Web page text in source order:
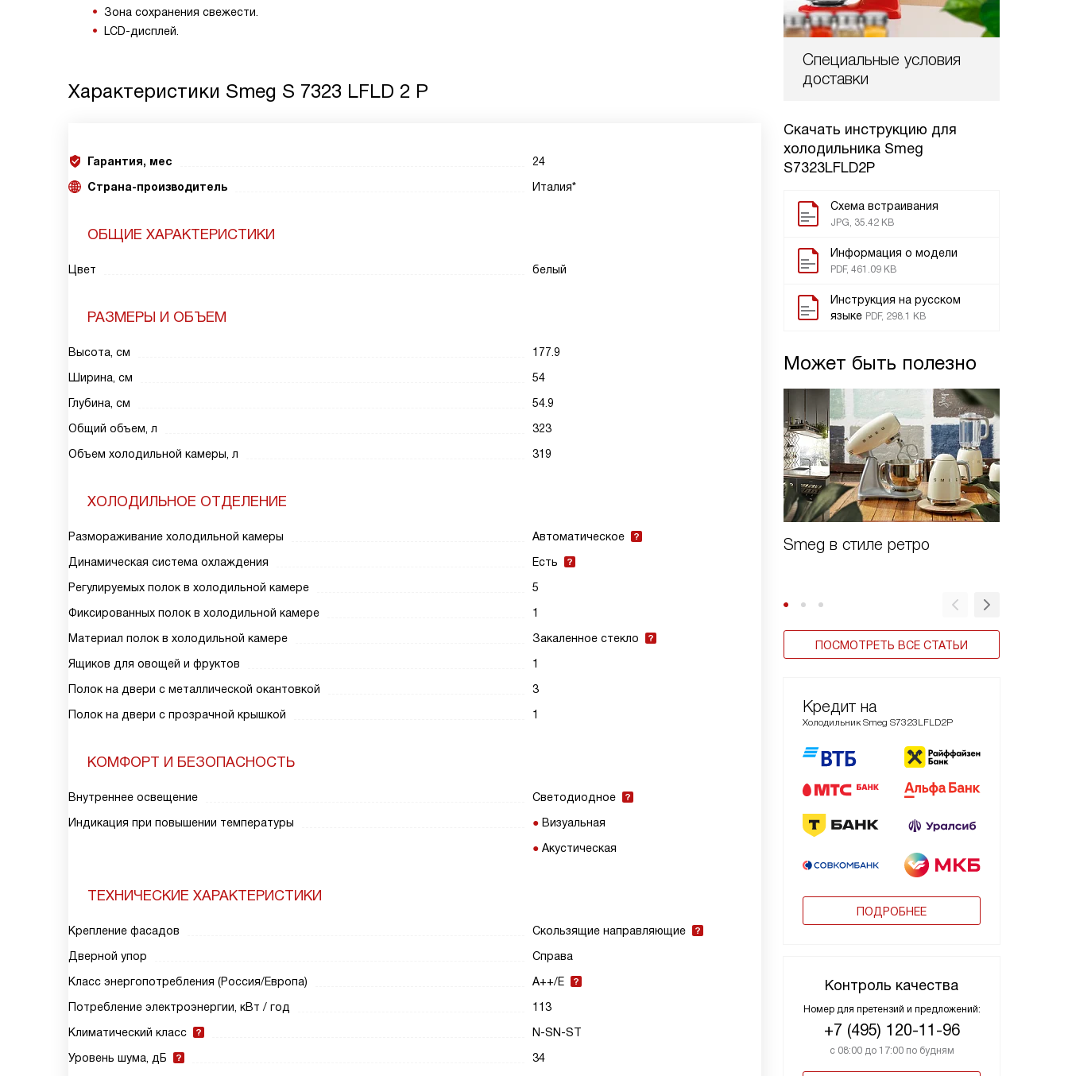
Специальные условия
доставки
Скачать инструкцию для
холодильника Smeg
S7323LFLD2P
Схема встраивания
JPG, 35.42 KB
Информация о модели
PDF, 461.09 KB
Инструкция на русском
языке PDF, 298.1 KB
Может быть полезно
Smeg в стиле ретро
ПОСМОТРЕТЬ ВСЕ СТАТЬИ
Кредит на
Холодильник Smeg S7323LFLD2P
ПОДРОБНЕЕ
Контроль качества
Номер для претензий и предложений:
+7 (495) 120-11-96
с 08:00 до 17:00 по будням
Зона сохранения свежести.
LCD-дисплей.
Характеристики Smeg S 7323 LFLD 2 P
Гарантия, мес
24
Страна-производитель
Италия*
ОБЩИЕ ХАРАКТЕРИСТИКИ
Цвет белый
РАЗМЕРЫ И ОБЪЕМ
Высота, см
177.9
Ширина, см
54
Глубина, см
54.9
Общий объем, л
323
Объем холодильной камеры, л
319
ХОЛОДИЛЬНОЕ ОТДЕЛЕНИЕ
Размораживание холодильной камеры
Автоматическое
Динамическая система охлаждения
Есть
Регулируемых полок в холодильной камере
5
Фиксированных полок в холодильной камере
1
Материал полок в холодильной камере
Закаленное стекло
Ящиков для овощей и фруктов
1
Полок на двери с металлической окантовкой
3
Полок на двери с прозрачной крышкой
1
КОМФОРТ И БЕЗОПАСНОСТЬ
Внутреннее освещение
Светодиодное
Индикация при повышении температуры
Визуальная
Акустическая
ТЕХНИЧЕСКИЕ ХАРАКТЕРИСТИКИ
Крепление фасадов
Скользящие направляющие
Дверной упор
Справа
Класс энергопотребления (Россия/Европа)
A++/E
Потребление электроэнергии, кВт / год
113
Климатический класс
N-SN-ST
Уровень шума, дБ
34